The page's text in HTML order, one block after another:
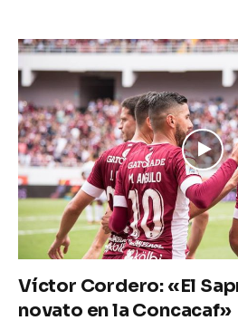
Víctor Cordero: «El
novato en la Concacaf»